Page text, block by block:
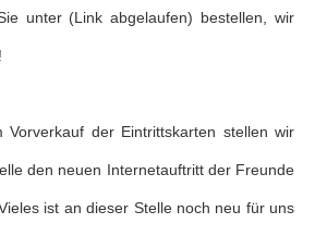
unter (Link abgelaufen) bestellen, wir
Vorverkauf der Eintrittskarten stellen wir
den neuen Internetauftritt der Freunde
ist an dieser Stelle noch neu für uns